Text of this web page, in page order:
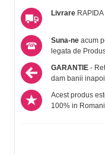
Livrare
Suna-ne acum
legata de
GARANTIE -
dam banii
Acest produs
100% in